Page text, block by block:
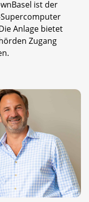
ist der
Anlage bietet
Zugang